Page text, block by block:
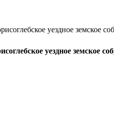
уездное земское
уездное земское